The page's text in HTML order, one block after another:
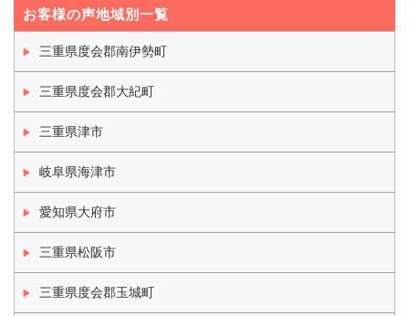
お客様の声地域別一覧
三重県度会郡南伊勢町
三重県度会郡大紀町
三重県津市
岐阜県海津市
愛知県大府市
三重県松阪市
三重県度会郡玉城町